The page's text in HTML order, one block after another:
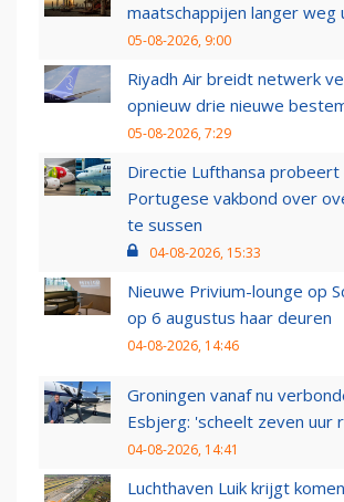
maatschappijen langer weg
05-08-2026, 9:00
Riyadh Air breidt netwerk
opnieuw drie nieuwe
05-08-2026, 7:29
Directie Lufthansa
Portugese vakbond over
te sussen
04-08-2026, 15:33
Nieuwe Privium-lounge op
op 6 augustus haar deuren
04-08-2026, 14:46
Groningen vanaf nu
Esbjerg: 'scheelt zeven uur
04-08-2026, 14:41
Luchthaven Luik krijgt